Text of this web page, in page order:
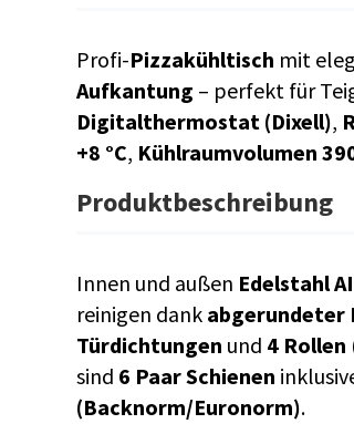
Profi-Pizzakühltisch mit
Aufkantung – perfekt für
Digitalthermostat (Dixell),
+8 °C, Kühlraumvolumen
Produktbeschreibung
Innen und außen Edelstahl
reinigen dank abgerundeter
Türdichtungen und 4 Rollen
sind 6 Paar Schienen
(Backnorm/Euronorm).